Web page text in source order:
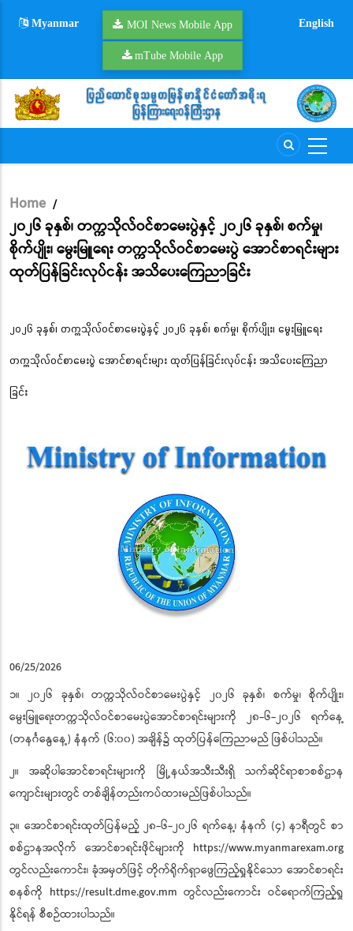
Myanmar MOI News Mobile App
mTube Mobile App
English
Breadcrumb
Home /
၂၀၂၆ ခုနှစ်၊ တက္ကသိုလ်ဝင်စာမေးပွဲနှင့် ၂၀၂၆ ခုနှစ်၊ စက်မှု၊
စိုက်ပျိုး၊ မွေးမြူရေး တက္ကသိုလ်ဝင်စာမေးပွဲ အောင်စာရင်းများ
ထုတ်ပြန်ခြင်းလုပ်ငန်း အသိပေးကြေညာခြင်း
၂၀၂၆ ခုနှစ်၊ တက္ကသိုလ်ဝင်စာမေးပွဲနှင့် ၂၀၂၆ ခုနှစ်၊ စက်မှု၊ စိုက်ပျိုး၊ မွေးမြူရေး
တက္ကသိုလ်ဝင်စာမေးပွဲ အောင်စာရင်းများ ထုတ်ပြန်ခြင်းလုပ်ငန်း အသိပေးကြေညာ
ခြင်း
06/25/2026
၁။ ၂၀၂၆ ခုနှစ်၊ တက္ကသိုလ်ဝင်စာမေးပွဲနှင့် ၂၀၂၆ ခုနှစ်၊ စက်မှု၊ စိုက်ပျိုး၊
မွေးမြူရေးတက္ကသိုလ်ဝင်စာမေးပွဲအောင်စာရင်းများကို ၂၈-၆-၂၀၂၆ ရက်နေ့
(တနင်္ဂနွေနေ့) နံနက် (၆:၀၀) အချိန်၌ ထုတ်ပြန်ကြေညာမည် ဖြစ်ပါသည်။
၂။ အဆိုပါအောင်စာရင်းများကို မြို့နယ်အသီးသီးရှိ သက်ဆိုင်ရာစာစစ်ဌာန
ကျောင်းများတွင် တစ်ချိန်တည်းကပ်ထားမည်ဖြစ်ပါသည်။
၃။ အောင်စာရင်းထုတ်ပြန်မည့် ၂၈-၆-၂၀၂၆ ရက်နေ့၊ နံနက် (၄) နာရီတွင် စာ
စစ်ဌာနအလိုက် အောင်စာရင်းဖိုင်များကို https://www.myanmarexam.org
တွင်လည်းကောင်း၊ ခုံအမှတ်ဖြင့် တိုက်ရိုက်ရှာဖွေကြည့်ရှုနိုင်သော အောင်စာရင်း
စနစ်ကို https://result.dme.gov.mm တွင်လည်းကောင်း ဝင်ရောက်ကြည့်ရှု
နိုင်ရန် စီစဉ်ထားပါသည်။